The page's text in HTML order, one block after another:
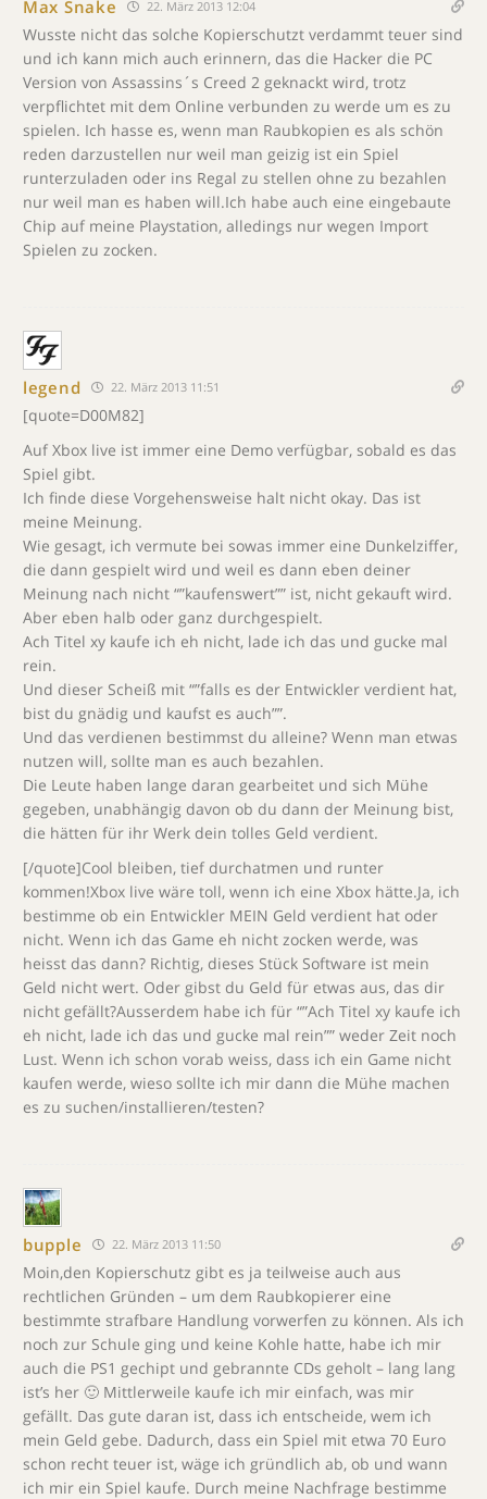
Max Snake 22. März 2013 12:04
Wusste nicht das solche Kopierschutzt verdammt teuer sind
und ich kann mich auch erinnern, das die Hacker die PC
Version von Assassins´s Creed 2 geknackt wird, trotz
verpflichtet mit dem Online verbunden zu werde um es zu
spielen. Ich hasse es, wenn man Raubkopien es als schön
reden darzustellen nur weil man geizig ist ein Spiel
runterzuladen oder ins Regal zu stellen ohne zu bezahlen
nur weil man es haben will.Ich habe auch eine eingebaute
Chip auf meine Playstation, alledings nur wegen Import
Spielen zu zocken.
legend 22. März 2013 11:51
[quote=D00M82]
Auf Xbox live ist immer eine Demo verfügbar, sobald es das
Spiel gibt.
Ich finde diese Vorgehensweise halt nicht okay. Das ist
meine Meinung.
Wie gesagt, ich vermute bei sowas immer eine Dunkelziffer,
die dann gespielt wird und weil es dann eben deiner
Meinung nach nicht “”kaufenswert”” ist, nicht gekauft wird.
Aber eben halb oder ganz durchgespielt.
Ach Titel xy kaufe ich eh nicht, lade ich das und gucke mal
rein.
Und dieser Scheiß mit “”falls es der Entwickler verdient hat,
bist du gnädig und kaufst es auch””.
Und das verdienen bestimmst du alleine? Wenn man etwas
nutzen will, sollte man es auch bezahlen.
Die Leute haben lange daran gearbeitet und sich Mühe
gegeben, unabhängig davon ob du dann der Meinung bist,
die hätten für ihr Werk dein tolles Geld verdient.
[/quote]Cool bleiben, tief durchatmen und runter
kommen!Xbox live wäre toll, wenn ich eine Xbox hätte.Ja, ich
bestimme ob ein Entwickler MEIN Geld verdient hat oder
nicht. Wenn ich das Game eh nicht zocken werde, was
heisst das dann? Richtig, dieses Stück Software ist mein
Geld nicht wert. Oder gibst du Geld für etwas aus, das dir
nicht gefällt?Ausserdem habe ich für “”Ach Titel xy kaufe ich
eh nicht, lade ich das und gucke mal rein”” weder Zeit noch
Lust. Wenn ich schon vorab weiss, dass ich ein Game nicht
kaufen werde, wieso sollte ich mir dann die Mühe machen
es zu suchen/installieren/testen?
bupple 22. März 2013 11:50
Moin,den Kopierschutz gibt es ja teilweise auch aus
rechtlichen Gründen – um dem Raubkopierer eine
bestimmte strafbare Handlung vorwerfen zu können. Als ich
noch zur Schule ging und keine Kohle hatte, habe ich mir
auch die PS1 gechipt und gebrannte CDs geholt – lang lang
ist’s her 🙂 Mittlerweile kaufe ich mir einfach, was mir
gefällt. Das gute daran ist, dass ich entscheide, wem ich
mein Geld gebe. Dadurch, dass ein Spiel mit etwa 70 Euro
schon recht teuer ist, wäge ich gründlich ab, ob und wann
ich mir ein Spiel kaufe. Durch meine Nachfrage bestimme